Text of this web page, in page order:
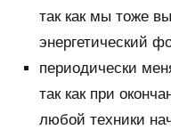
так как мы тоже
энергетический
периодически
так как при
любой техники